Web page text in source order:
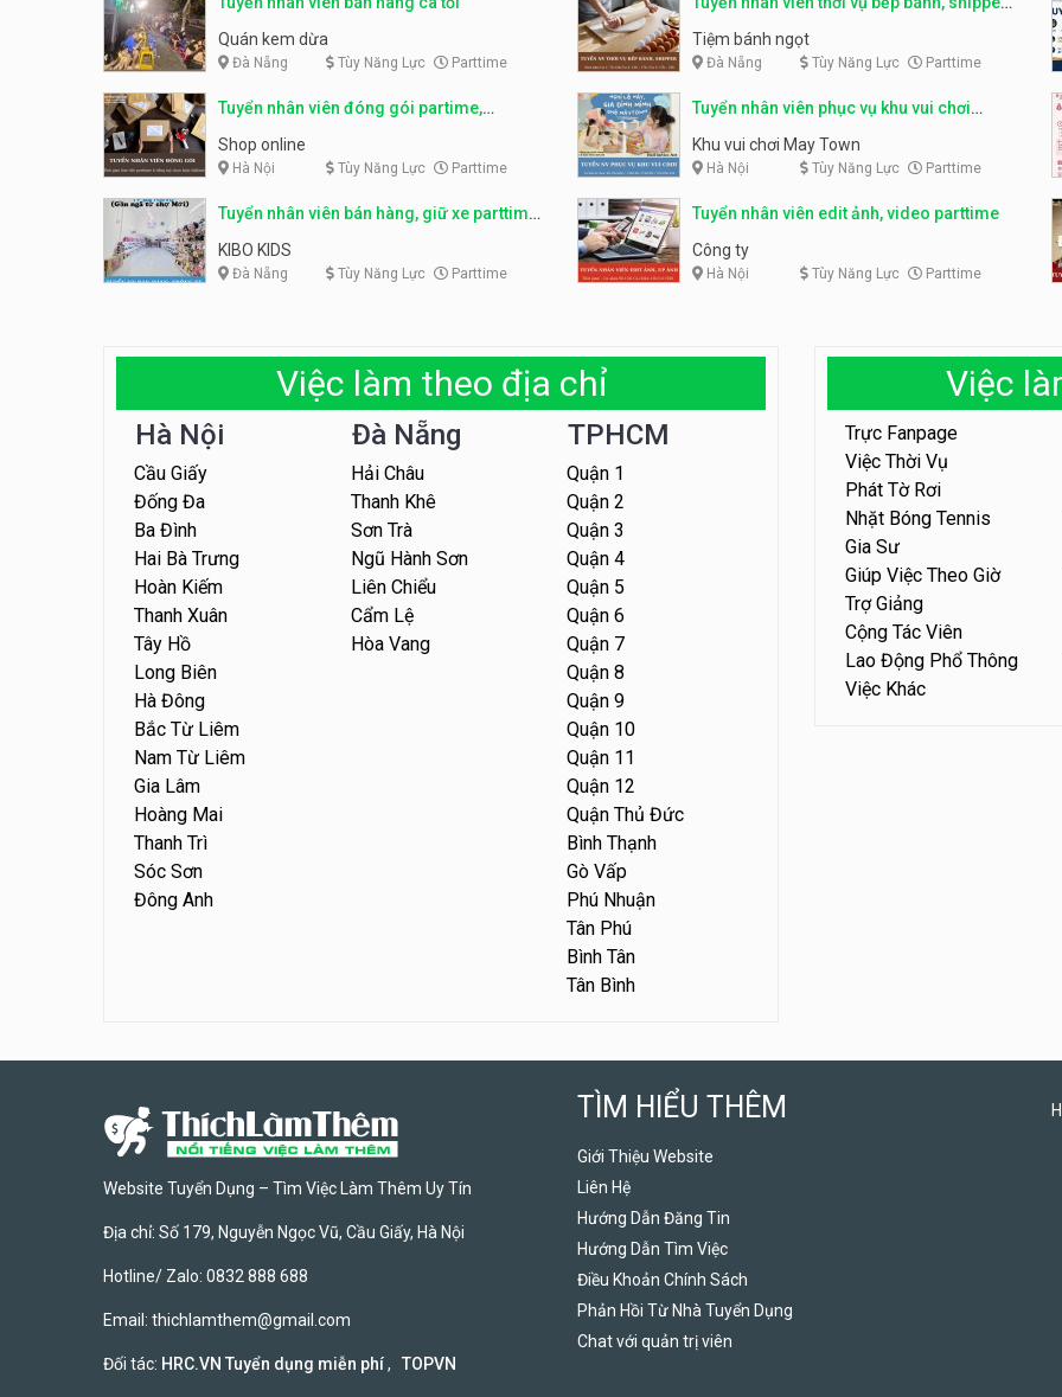
Quán kem dừa
Đà Nẵng Tùy Năng Lực Parttime
parttime
Tiệm bánh ngọt
Đà Nẵng Tùy Năng Lực Parttime
Tuyển nhân viên đóng gói partime,
fulltime
Shop online
Hà Nội Tùy Năng Lực Parttime
Tuyển nhân viên phục vụ khu vui chơi
parttime linh động
Khu vui chơi May Town
Hà Nội Tùy Năng Lực Parttime
Tuyển nhân viên bán hàng, giữ xe parttime
– Kibo Kid
KIBO KIDS
Đà Nẵng Tùy Năng Lực Parttime
Tuyển nhân viên edit ảnh, video parttime
Công ty
Hà Nội Tùy Năng Lực Parttime
Việc làm theo địa chỉ
Hà Nội
Cầu Giấy
Đống Đa
Ba Đình
Hai Bà Trưng
Hoàn Kiếm
Thanh Xuân
Tây Hồ
Long Biên
Hà Đông
Bắc Từ Liêm
Nam Từ Liêm
Gia Lâm
Hoàng Mai
Thanh Trì
Sóc Sơn
Đông Anh
Đà Nẵng
Hải Châu
Thanh Khê
Sơn Trà
Ngũ Hành Sơn
Liên Chiểu
Cẩm Lệ
Hòa Vang
TPHCM
Quận 1
Quận 2
Quận 3
Quận 4
Quận 5
Quận 6
Quận 7
Quận 8
Quận 9
Quận 10
Quận 11
Quận 12
Quận Thủ Đức
Bình Thạnh
Gò Vấp
Phú Nhuận
Tân Phú
Bình Tân
Tân Bình
Việc
Trực Fanpage
Việc Thời Vụ
Phát Tờ Rơi
Nhặt Bóng Tennis
Gia Sư
Giúp Việc Theo Giờ
Trợ Giảng
Cộng Tác Viên
Lao Động Phổ Thông
Việc Khác
Website Tuyển Dụng – Tìm Việc Làm Thêm Uy Tín
Địa chỉ: Số 179, Nguyễn Ngọc Vũ, Cầu Giấy, Hà Nội
Hotline/ Zalo: 0832 888 688
Email: thichlamthem@gmail.com
Đối tác: HRC.VN Tuyển dụng miễn phí, TOPVN
TÌM HIỂU THÊM
Giới Thiệu Website
Liên Hệ
Hướng Dẫn Đăng Tin
Hướng Dẫn Tìm Việc
Điều Khoản Chính Sách
Phản Hồi Từ Nhà Tuyển Dụng
Chat với quản trị viên